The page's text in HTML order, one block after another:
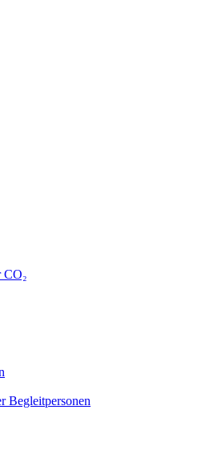
CO₂
Begleitpersonen